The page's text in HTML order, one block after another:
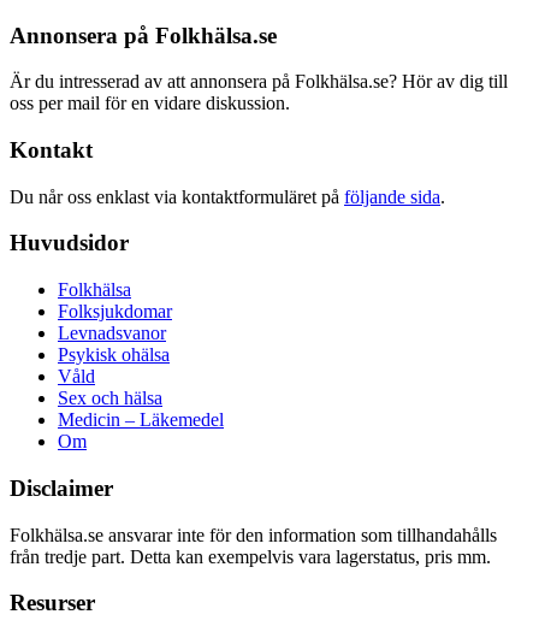
Annonsera på Folkhälsa.se
Är du intresserad av att annonsera på Folkhälsa.se? Hör av dig till
oss per mail för en vidare diskussion.
Kontakt
Du når oss enklast via kontaktformuläret på följande sida.
Huvudsidor
Folkhälsa
Folksjukdomar
Levnadsvanor
Psykisk ohälsa
Våld
Sex och hälsa
Medicin – Läkemedel
Om
Disclaimer
Folkhälsa.se ansvarar inte för den information som tillhandahålls
från tredje part. Detta kan exempelvis vara lagerstatus, pris mm.
Resurser